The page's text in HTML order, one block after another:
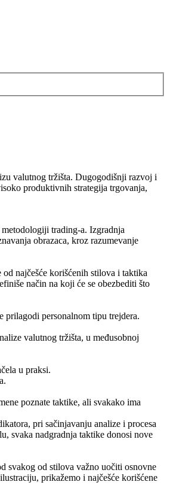
valutnog tržišta. Dugogodišnji razvoj i
produktivnih strategija trgovanja,
trading-a. Izgradnja
obrazaca, kroz razumevanje
najčešće korišćenih stilova i taktika
način na koji će se obezbediti što
prilagodi personalnom tipu trejdera.
valutnog tržišta, u međusobnoj
u praksi.
poznate taktike, ali svakako ima
pri sačinjavanju analize i procesa
svaka nadgradnja taktike donosi nove
svakog od stilova važno uočiti osnovne
prikažemo i najčešće korišćene